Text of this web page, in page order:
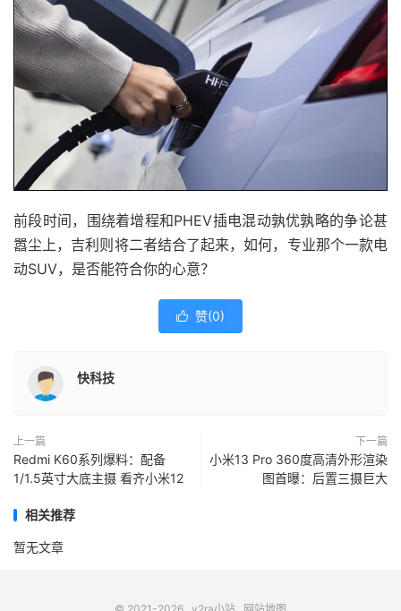
前段时间，围绕着增程和PHEV插电混动孰优孰略的争论甚
嚣尘上，吉利则将二者结合了起来，如何，专业那个一款电
动SUV，是否能符合你的心意？
 赞(0)
快科技
上一篇
Redmi K60系列爆料：配备
1/1.5英寸大底主摄 看齐小米12
下一篇
小米13 Pro 360度高清外形渲染
图首曝：后置三摄巨大
相关推荐
暂无文章